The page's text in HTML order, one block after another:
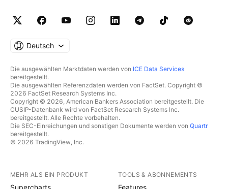
Deutsch
Die ausgewählten Marktdaten werden von ICE Data Services
bereitgestellt.
Die ausgewählten Referenzdaten werden von FactSet. Copyright ©
2026 FactSet Research Systems Inc.
Copyright © 2026, American Bankers Association bereitgestellt. Die
CUSIP-Datenbank wird von FactSet Research Systems Inc.
bereitgestellt. Alle Rechte vorbehalten.
Die SEC-Einreichungen und sonstigen Dokumente werden von Quartr
bereitgestellt.
© 2026 TradingView, Inc.
MEHR ALS EIN PRODUKT
Supercharts
TOOLS & ABONNEMENTS
Features